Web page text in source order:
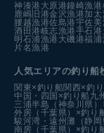
神湊港 大原港鐘崎漁港
鹿嶋旧港金沢漁港加太
腰越漁港佐島港宇佐美
酒田港岐志漁港手石港
明石浦漁港 大磯港福浦
片名漁港
人気エリアの釣り船
関東×釣り船関西×釣
中国・四国×釣り船 九
三浦半島（神奈川県）
外房（千葉県）×釣り
駿河湾・遠州灘（静
南房（千葉県）×釣り